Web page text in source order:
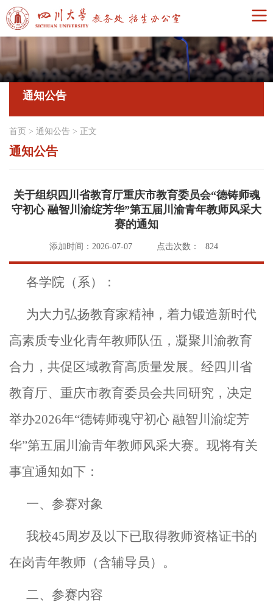
通知公告
首页 > 通知公告 > 正文
通知公告
关于组织四川省教育厅重庆市教育委员会“德铸师魂
守初心 融智川渝绽芳华”第五届川渝青年教师风采大
赛的通知
添加时间：2026-07-07 点击次数： 824
各学院（系）：
为大力弘扬教育家精神 ，着力锻造新时代
高素质专业化青年教师队伍， 凝聚川渝教育
合力，共促区域教育高质量发展。 经四川省
教育厅、 重庆市教育委员会共同研究，决定
举办2026年“德铸师魂守初心 融智川渝绽芳
华”第五届川渝青年教师风采大赛。现将有关
事宜通知如下：
一、 参赛对象
我校45周岁及以下已取得教师资格证书的
在岗青年教师（含辅导员）。
二、 参赛内容